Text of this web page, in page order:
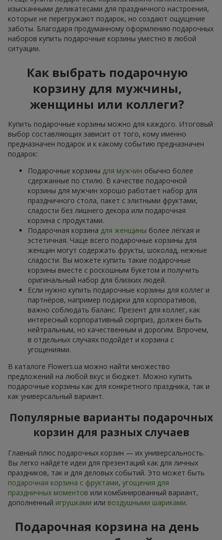
изысканными деликатесами для праздничного настроения,
которые не перегружают подарок, но создают ощущение
заботы. Благодаря продуманному оформлению подарочных
наборов купить подарочные корзины уместно в любой
ситуации.
Как выбрать подарочную
корзину для мужчины,
женщины или коллеги?
Купить подарочные корзины можно для каждого. Итоговый
выбор составляющих зависит от того, кому именно
предназначен подарок и к какому событию предназначен
подарок:
Подарочные корзины для мужчин обычно более
сдержанные по стилю. В качестве подарочной
корзины для мужчин хорошо работает набор для
праздничного стола, пакет с элитными фруктами,
сладости без лишнего декора или подарочная
корзина с продуктами.
Подарочная корзина для женщины более лёгкая и
эстетичная. Чаще всего подарочные корзины для
женщин могут содержать фрукты, шоколад, нежные
сладости. Вы можете купить такие подарочные
корзины вместе с роскошным букетом и получить
оригинальный набор для близких людей.
Если нужно купить подарочные корзины для коллег и
партнёров, например подарки для корпоративов,
важно соблюдать баланс. Презент для коллег, как
интересный корпоративный сюрприз, должен быть
нейтральным, но качественным и дорогим. Впрочем,
в отдельных случаях подойдёт и корзина с
угощениями.
В каталоге Flowers.ua можно найти множество
предложений на любой вкус и бюджет. Можно купить
подарочные корзины как для конкретного праздника, так и
как универсальный вариант.
Популярные варианты подарочных
корзин для разных случаев
Главный плюс подарочных корзин — их универсальность.
Вы легко найдёте идеи для презентаций как для личных
праздников, так и для деловых событий. Это может быть
подарочная корзина с фруктами, угощения для
праздничных моментов или комбинированный вариант,
дополненный игрушками или воздушными шариками.
Подарочная корзина на день